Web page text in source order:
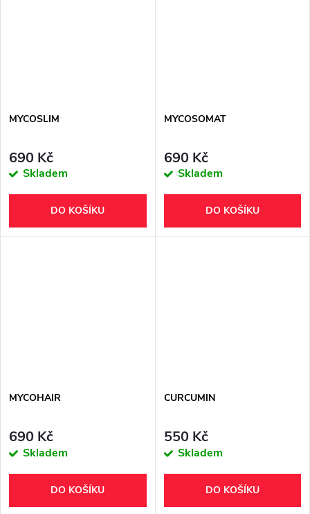
MYCOSLIM
690 Kč
Skladem
DO KOŠÍKU
MYCOSOMAT
690 Kč
Skladem
DO KOŠÍKU
MYCOHAIR
690 Kč
Skladem
DO KOŠÍKU
CURCUMIN
550 Kč
Skladem
DO KOŠÍKU